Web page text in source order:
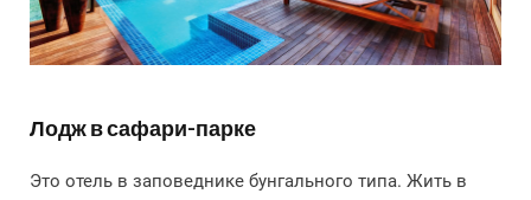
Лодж в сафари-парке
Это отель в заповеднике бунгального типа. Жить в